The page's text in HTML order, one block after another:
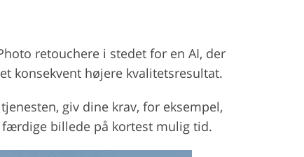
retouchere i stedet for en AI, der
konsekvent højere kvalitetsresultat.
giv dine krav, for eksempel,
billede på kortest mulig tid.